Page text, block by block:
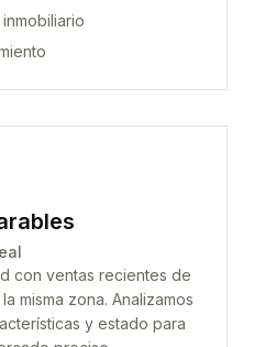
con ventas recientes de
misma zona. Analizamos
y estado para